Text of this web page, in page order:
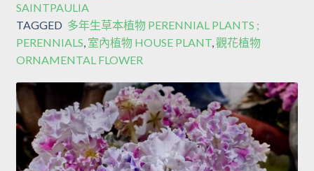
SAINTPAULIA
TAGGED 多年生草本植物 PERENNIAL PLANTS ;
PERENNIALS, 室內植物 HOUSE PLANT,觀花植物
ORNAMENTAL FLOWER